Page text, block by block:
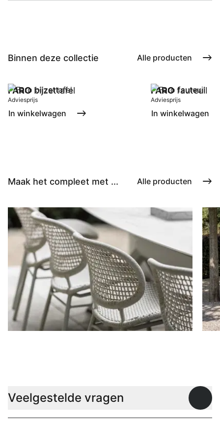
Binnen deze collectie Alle producten
FARObijzettafel
Adviesprijs
In winkelwagen
FAROfauteuil
Adviesprijs
In winkelwagen
Maak het compleet met ... Alle producten
Veelgestelde vragen